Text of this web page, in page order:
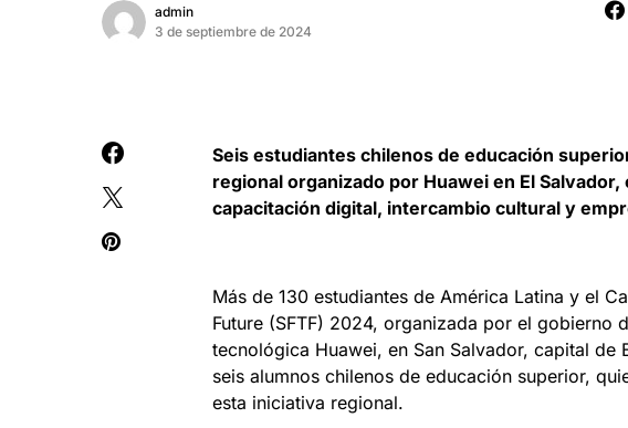
admin
3 de septiembre de 2024
Seis estudiantes chilenos de educación
regional organizado por Huawei en El
capacitación digital, intercambio cultural y
Más de 130 estudiantes de América Latina y el
Future (SFTF) 2024, organizada por el gobierno
tecnológica Huawei, en San Salvador, capital de
seis alumnos chilenos de educación superior,
esta iniciativa regional.